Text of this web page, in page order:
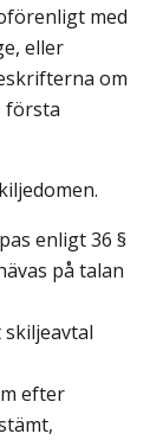
med
eller
om
första
enligt 36 §
på talan
efter